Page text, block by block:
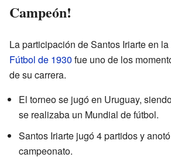
Campeón!
La participación de Santos Iriarte en la
Fútbol de 1930 fue uno de los
de su carrera.
El torneo se jugó en Uruguay,
se realizaba un Mundial de fútbol.
Santos Iriarte jugó 4 partidos y
campeonato.